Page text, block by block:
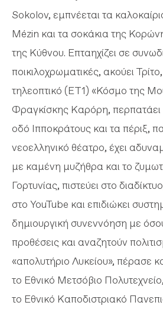
Sokolov, εμπνέεται τα
Mézin και τα σοκάκια της
της Κύθνου. Επταηχίζει σε
ποικιλοχρωματικές, ακούει
τηλεοπτικό (ΕΤ1) «Κόσμο της
Φραγκίσκης Καρόρη, περπατάει
οδό Ιπποκράτους και τα πέριξ,
νεοελληνικό θέατρο, έχει
με καμένη μυζήθρα και το
Γορτυνίας, πιστεύει στο
στο YouTube και επιδιώκει
δημιουργική συνεννόηση με
προθέσεις και αναζητούν
«απολυτήριο Λυκείου», πέρασε
το Εθνικό Μετσόβιο
το Εθνικό Καποδιστριακό